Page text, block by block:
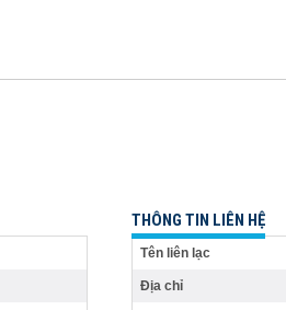
THÔNG TIN LIÊN HỆ
Tên liên lạc
Địa chỉ